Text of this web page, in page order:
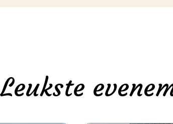
Leukste